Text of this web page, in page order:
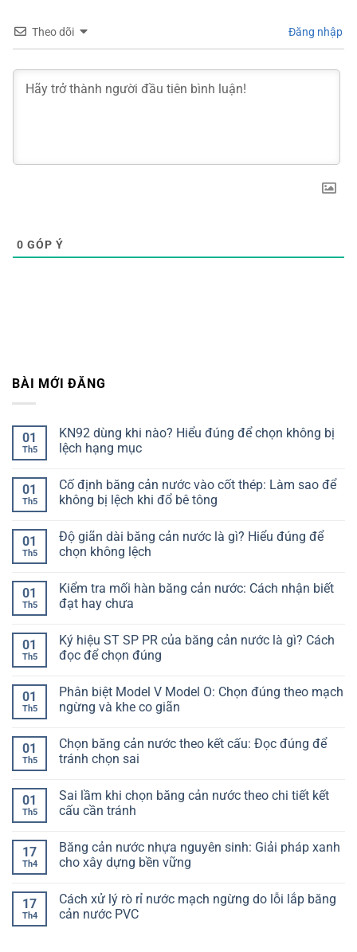
Theo dõi Đăng nhập
0 GÓP Ý
BÀI MỚI ĐĂNG
01
Th5
KN92 dùng khi nào? Hiểu đúng để chọn không bị
lệch hạng mục
bình
luận
ở
khi
nào?
Hiểu
chọn
không
bị
mục
01
Th5
Cố định băng cản nước vào cốt thép: Làm sao để
không bị lệch khi đổ bê tông
bình
luận
ở
băng
cản
nước
thép:
Làm
sao
bị
lệch
khi
tông
01
Th5
Độ giãn dài băng cản nước là gì? Hiểu đúng để
chọn không lệch
bình
luận
ở
dài
băng
cản
gì?
Hiểu
đúng
không
lệch
01
Th5
Kiểm tra mối hàn băng cản nước: Cách nhận biết
đạt hay chưa
bình
luận
ở
mối
hàn
băng
Cách
nhận
biết
chưa
01
Th5
Ký hiệu ST SP PR của băng cản nước là gì? Cách
đọc để chọn đúng
bình
luận
ở
ST
SP
PR
cản
nước
là
đọc
để
chọn
01
Th5
Phân biệt Model V Model O: Chọn đúng theo mạch
ngừng và khe co giãn
bình
luận
ở
Model
V
Model
đúng
theo
mạch
khe
co
giãn
01
Th5
Chọn băng cản nước theo kết cấu: Đọc đúng để
tránh chọn sai
bình
luận
ở
cản
nước
theo
Đọc
đúng
để
01
Th5
Sai lầm khi chọn băng cản nước theo chi tiết kết
cấu cần tránh
bình
luận
ở
khi
chọn
băng
17
Th4
Băng cản nước nhựa nguyên sinh: Giải pháp xanh
cho xây dựng bền vững
bình
luận
ở
17
Th4
Cách xử lý rò rỉ nước mạch ngừng do lỗi lắp băng
cản nước PVC